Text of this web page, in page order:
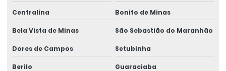
Centralina Bonito de Minas
Bela Vista de Minas São Sebastião do Maranhão
Dores de Campos Setubinha
Berilo Guaraciaba